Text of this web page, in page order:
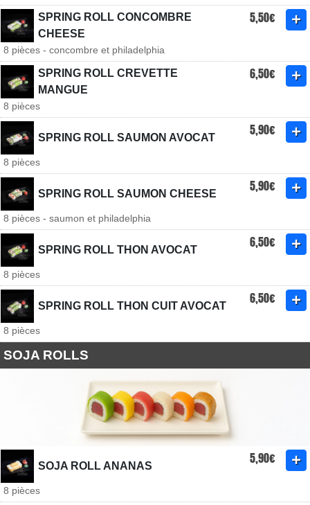
SPRING ROLL CONCOMBRE
CHEESE
5,50€
8 pièces - concombre et philadelphia
SPRING ROLL CREVETTE
MANGUE
6,50€
8 pièces
SPRING ROLL SAUMON AVOCAT 5,90€
8 pièces
SPRING ROLL SAUMON CHEESE 5,90€
8 pièces - saumon et philadelphia
SPRING ROLL THON AVOCAT 6,50€
8 pièces
SPRING ROLL THON CUIT AVOCAT 6,50€
8 pièces
SOJA ROLLS
SOJA ROLL ANANAS 5,90€
8 pièces